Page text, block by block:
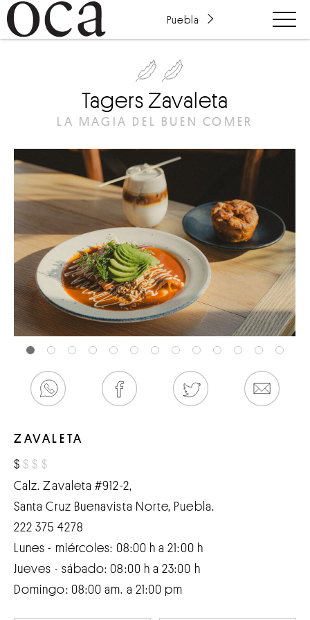
Puebla
Tagers Zavaleta
LA MAGIA DEL BUEN COMER
ZAVALETA
$ $ $ $
Calz. Zavaleta #912-2,
Santa Cruz Buenavista Norte, Puebla.
222 375 4278
Lunes - miércoles: 08:00 h a 21:00 h
Jueves - sábado: 08:00 h a 23:00 h
Domingo: 08:00 am. a 21:00 pm